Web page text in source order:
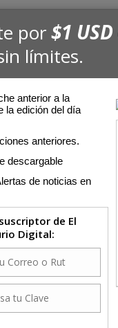
por$1 USD
límites.
anterior a la
la edición del día
anteriores.
descargable
de noticias en
de El
Digital: